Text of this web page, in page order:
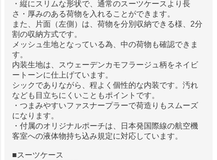
・縦にスリムな形状で、通常のスーツケースより長
さ・厚みのある荷物を入れることができます。
また、片面（左側）は、荷物を分別収納できる様、2分
割の収納方式です。
メッシュ生地となっている為、中の荷物も確認できま
す。
内装生地は、スウェーデンカモフラージュ柄をネイビ
ートーンに仕上げています。
シックでありながら、程よく個性的な内装です。汚れ
なども目立ちにくいこともポイントです。
・つまみやすいファスナープラーで荷造りもスムーズ
になります。
・付属のオリジナルポーチは、日本発国際線の航空機
客室への液体物持ち込み規定に対応しています。
■スーツケース